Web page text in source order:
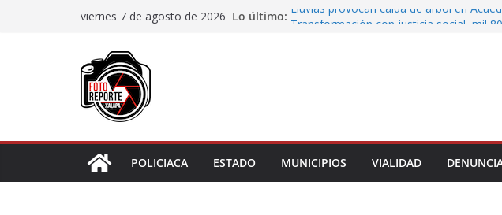
viernes 7 de agosto de 2026 Lo último: Lluvias provocan caída de árbol en
incumplimiento de obra y falta de pago
POLICIACA
ESTADO MUNICIPIOS VIALIDAD